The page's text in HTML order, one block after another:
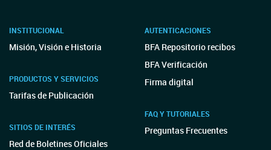
INSTITUCIONAL
Misión, Visión e Historia
PRODUCTOS Y SERVICIOS
Tarifas de Publicación
SITIOS DE INTERÉS
Red de Boletines Oficiales
AUTENTICACIONES
BFA Repositorio recibos
BFA Verificación
Firma digital
FAQ Y TUTORIALES
Preguntas Frecuentes